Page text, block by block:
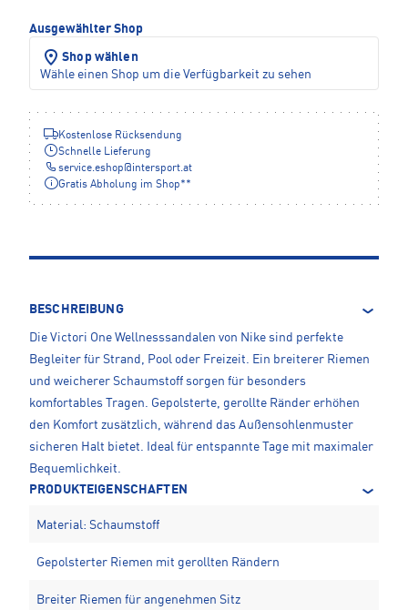
Ausgewählter Shop
Shop wählen
Wähle einen Shop um die Verfügbarkeit zu sehen
Kostenlose Rücksendung
Schnelle Lieferung
service.eshop@ intersport.at
Gratis Abholung im Shop**
BESCHREIBUNG
Die Victori One Wellnesssandalen von Nike sind perfekte
Begleiter für Strand, Pool oder Freizeit. Ein breiterer Riemen
und weicherer Schaumstoff sorgen für besonders
komfortables Tragen. Gepolsterte, gerollte Ränder erhöhen
den Komfort zusätzlich, während das Außensohlenmuster
sicheren Halt bietet. Ideal für entspannte Tage mit maximaler
Bequemlichkeit.
PRODUKTEIGENSCHAFTEN
Material: Schaumstoff
Gepolsterter Riemen mit gerollten Rändern
Breiter Riemen für angenehmen Sitz